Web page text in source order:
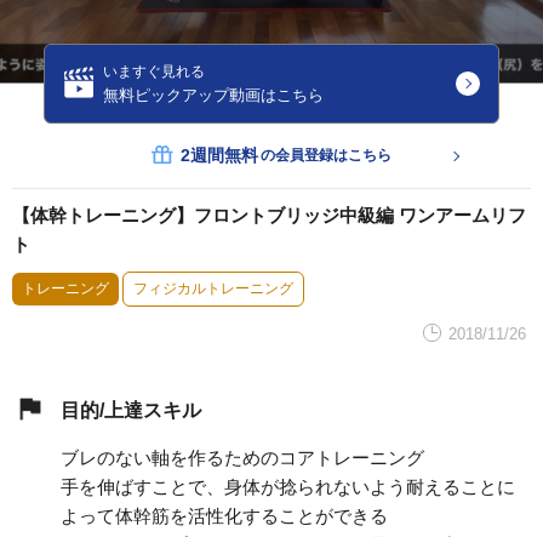
いますぐ見れる
無料ピックアップ動画はこちら
2週間無料の会員登録はこちら
【体幹トレーニング】フロントブリッジ中級編 ワンアームリフ
ト
トレーニング フィジカルトレーニング
2018/11/26
目的/上達スキル
ブレのない軸を作るためのコアトレーニング
手を伸ばすことで、身体が捻られないよう耐えることに
よって体幹筋を活性化することができる